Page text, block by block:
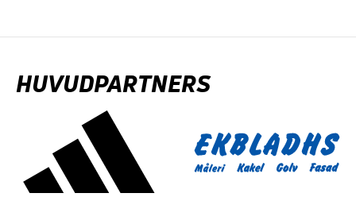
HUVUDPARTNERS